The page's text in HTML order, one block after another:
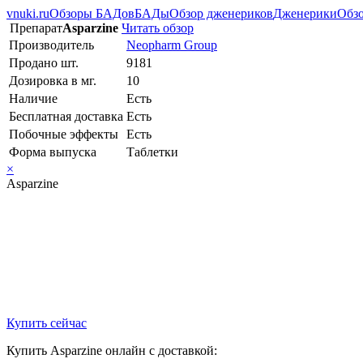
vnuki.ruОбзоры БАДовБАДыОбзор дженериковДженерики
ПрепаратAsparzine Читать обзор
Производитель
Neopharm Group
Продано шт.
9181
Дозировка в мг.
10
Наличие
Есть
Бесплатная доставка Есть
Побочные эффекты Есть
Форма выпуска
Таблетки
×
Asparzine
Купить сейчас
Купить Asparzine онлайн с доставкой: